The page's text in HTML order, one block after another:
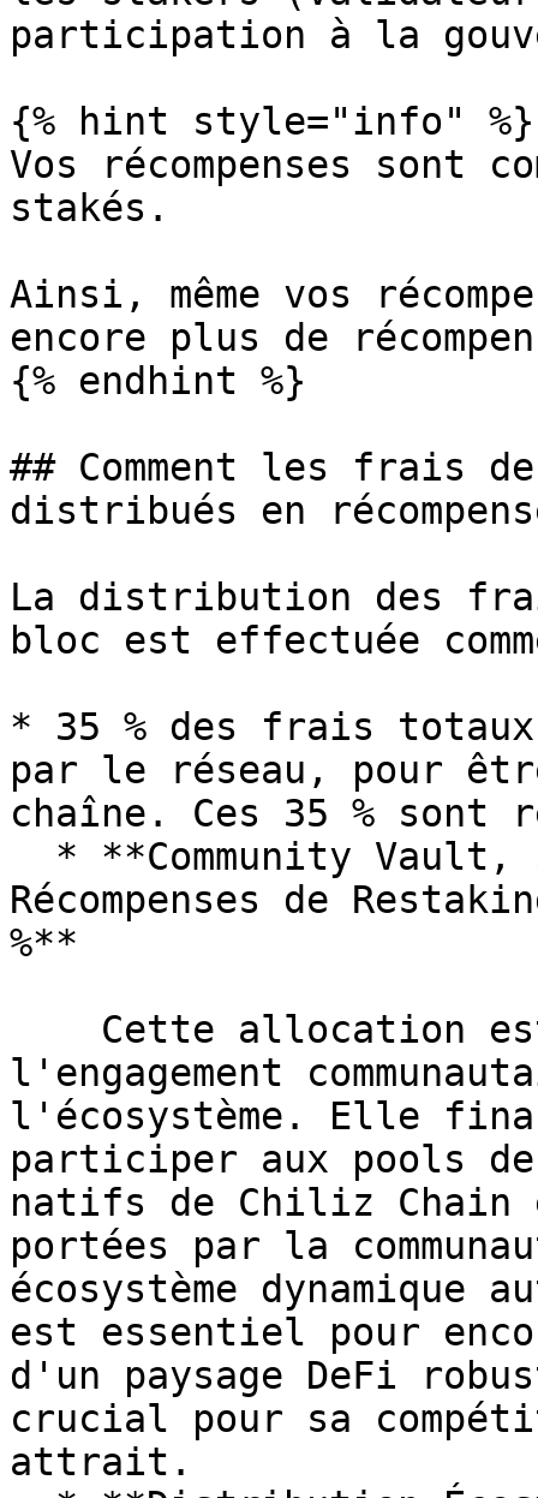
participation à la
{% hint style="info" %}
Vos récompenses sont
stakés.
Ainsi, même vos
encore plus de
{% endhint %}
## Comment les frais
distribués en
La distribution des
bloc est effectuée
* 35 % des frais
par le réseau, pour
chaîne. Ces 35 % sont
Récompenses de
%**
l'engagement
l'écosystème. Elle
participer aux pools
natifs de Chiliz
portées par la
écosystème dynamique
est essentiel pour
d'un paysage DeFi
crucial pour sa
attrait.